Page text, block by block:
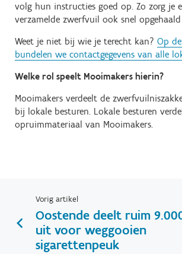
volg hun instructies goed op. Zo zorg je
verzamelde zwerfvuil ook snel
Weet je niet bij wie je terecht kan? Op
bundelen we contactgegevens van alle
Welke rol speelt Mooimakers hierin?
Mooimakers verdeelt de
bij lokale besturen. Lokale besturen
opruimmateriaal van Mooimakers.
Vorig artikel
Oostende deelt ruim
uit voor weggooien
sigarettenpeuk